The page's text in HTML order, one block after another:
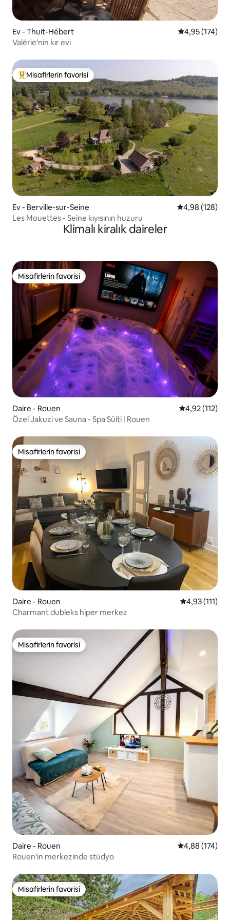
Ev - Thuit-Hébert 5 üzerinden
4,95 (174)
Valérie'nin kır evi
Misafirlerin favorilerinden en beğenilenler arasında
Misafirlerin favorisi
Ev - Berville-sur-Seine 5 üzerinden
4,98 (128)
Les Mouettes - Seine kıyısının huzuru
Klimalı kiralık daireler
Misafirlerin favorisi
Misafirlerin favorisi
Daire - Rouen 5 üzerinden
4,92 (112)
Özel Jakuzi ve Sauna - Spa Süiti | Rouen
Misafirlerin favorisi
Misafirlerin favorisi
Daire - Rouen 5 üzerinden
4,93 (111)
Charmant dubleks hiper merkez
Misafirlerin favorisi
Misafirlerin favorisi
Daire - Rouen 5 üzerinden
4,88 (174)
Rouen'in merkezinde stüdyo
Misafirlerin favorisi
Misafirlerin favorisi